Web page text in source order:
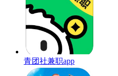
青团社兼职app